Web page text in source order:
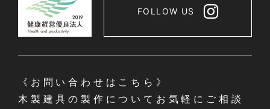
FOLLOW US
《お問い合わせはこちら》
木製建具の製作についてお気軽にご相談